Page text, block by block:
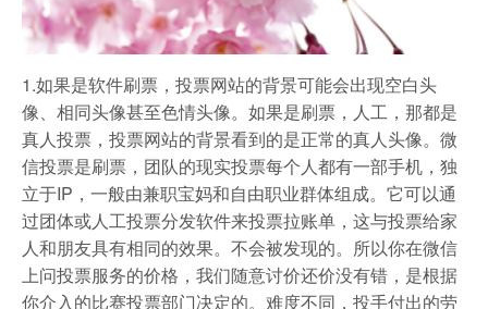
1.如果是软件刷票，投票网站的背景可能会出现空白头
像、相同头像甚至色情头像。如果是刷票，人工，那都是
真人投票，投票网站的背景看到的是正常的真人头像。微
信投票是刷票，团队的现实投票每个人都有一部手机，独
立于IP，一般由兼职宝妈和自由职业群体组成。它可以通
过团体或人工投票分发软件来投票拉账单，这与投票给家
人和朋友具有相同的效果。不会被发现的。所以你在微信
上问投票服务的价格，我们随意讨价还价没有错，是根据
你介入的比赛投票部门决定的。难度不同，投手付出的劳